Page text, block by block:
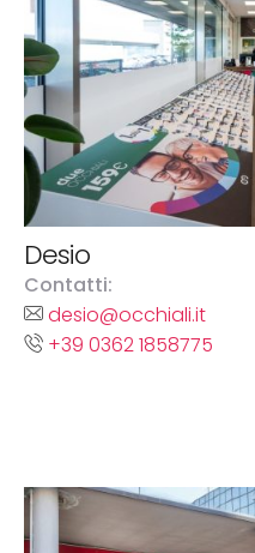
Desio
Contatti:
desio@occhiali.it
+39 0362 1858775